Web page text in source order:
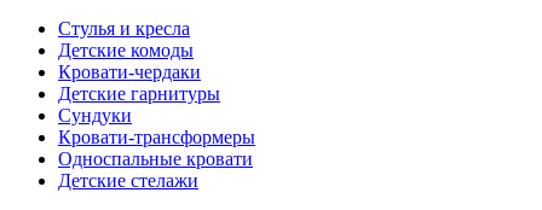
Стулья и кресла
Детские комоды
Кровати-чердаки
Детские гарнитуры
Сундуки
Кровати-трансформеры
Односпальные кровати
Детские стелажи